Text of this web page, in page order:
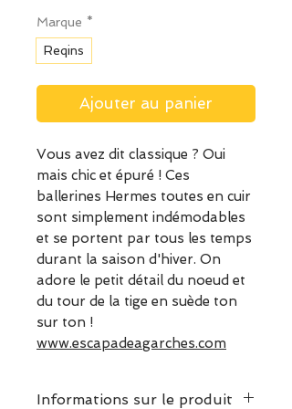
Marque *
Reqins
Ajouter au panier
Vous avez dit classique ? Oui
mais chic et épuré ! Ces
ballerines Hermes toutes en cuir
sont simplement indémodables
et se portent par tous les temps
durant la saison d'hiver. On
adore le petit détail du noeud et
du tour de la tige en suède ton
sur ton !
www.escapadeagarches.com
Informations sur le produit